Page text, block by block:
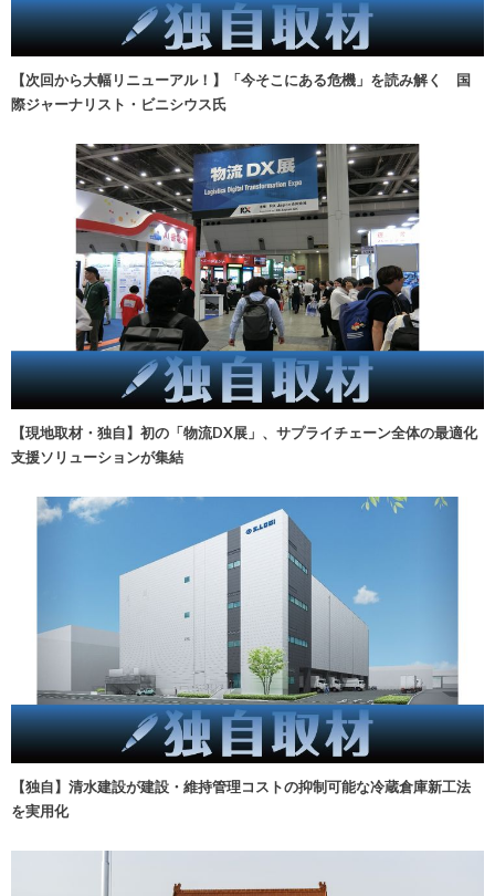
【次回から大幅リニューアル！】「今そこにある危機」を読み解く 国
際ジャーナリスト・ビニシウス氏
【現地取材・独自】初の「物流DX展」、サプライチェーン全体の最適化
支援ソリューションが集結
【独自】清水建設が建設・維持管理コストの抑制可能な冷蔵倉庫新工法
を実用化